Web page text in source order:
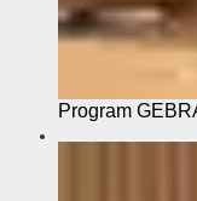
Program